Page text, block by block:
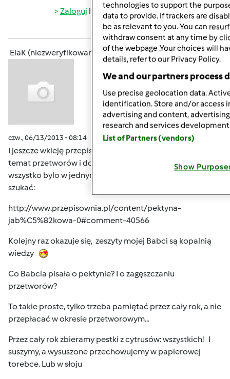
Zaloguj lub zarejestruj sięaby dodawać
komentarze
ElaK (niezweryfikowany)
czw., 06/13/2013 - 08:14
I jeszcze wkleję przepis na
temat przetworów i dobrze, żeby w miarę możliwości
wszystko bylo w jednym temacie
szukać:
http://www.przepisownia.pl/content/pektyna-
jab%C5%82kowa-0#comment-40566
Kolejny raz okazuje się, zeszyty mojej Babci są kopalnią
wiedzy
Co Babcia pisała o pektynie? I o zagęszczaniu
przetworów?
To takie proste, tylko trzeba pamiętać przez cały rok, a nie
przepłacać w okresie przetworowym...
Przez cały rok zbieramy pestki z cytrusów: wszystkich! I
suszymy, a wysuszone przechowujemy w papierowej
torebce. Lub w słoju
technologies to support the
data to provide. If trackers are
be as relevant to you. You can
withdraw consent at any time by
of the webpage .Your choices will
details, refer to our Privacy Policy.
We and our partners process
Use precise geolocation data.
identification. Store and/or access
advertising and content,
research and services
List of Partners (vendors)
Show